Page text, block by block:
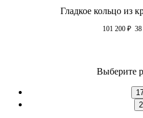
Гладкое кольцо из
101 200 ₽
Выберите